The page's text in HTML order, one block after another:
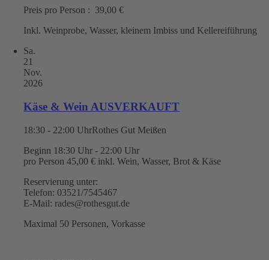
Preis pro Person : 39,00 €
Inkl. Weinprobe, Wasser, kleinem Imbiss und Kellereiführung
Sa.
21
Nov.
2026
Käse & Wein AUSVERKAUFT
18:30 - 22:00 UhrRothes Gut Meißen
Beginn 18:30 Uhr - 22:00 Uhr
pro Person 45,00 € inkl. Wein, Wasser, Brot & Käse
Reservierung unter:
Telefon: 03521/7545467
E-Mail: rades@rothesgut.de
Maximal 50 Personen, Vorkasse